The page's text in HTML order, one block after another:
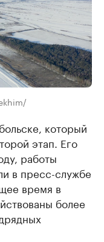
который
этап. Его
работы
в пресс-службе
время в
более